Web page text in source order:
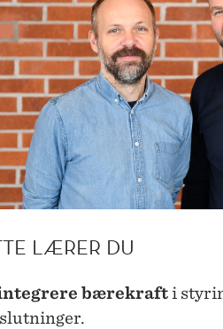
LÆRER DU
bærekraft i